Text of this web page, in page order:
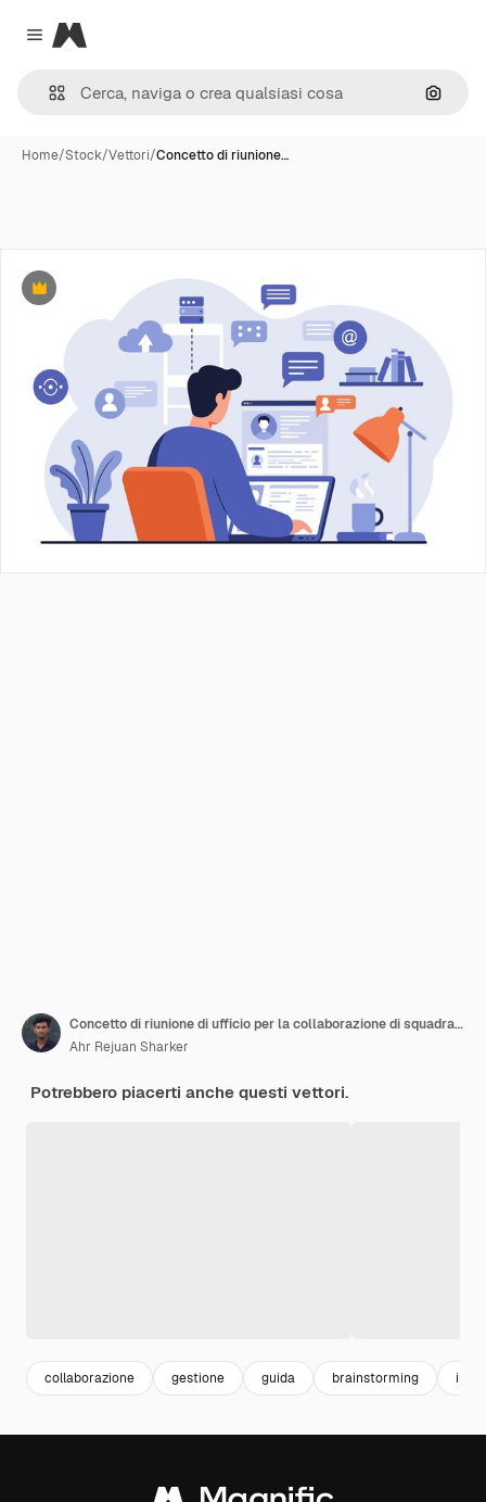
Close menu
Magnific
Cerca
Home/Stock/Vettori/Concetto di riunione…
Premium
Concetto di riunione di ufficio per la collaborazione di squadra aziendale
Ahr Rejuan Sharker
Potrebbero piacerti anche questi vettori.
collaborazione gestione guida brainstorming